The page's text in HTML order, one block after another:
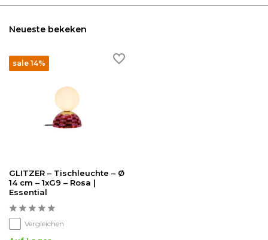
Neueste bekeken
sale 14%
GLITZER – Tischleuchte – Ø
14 cm – 1xG9 – Rosa |
Essential
Vergleichen